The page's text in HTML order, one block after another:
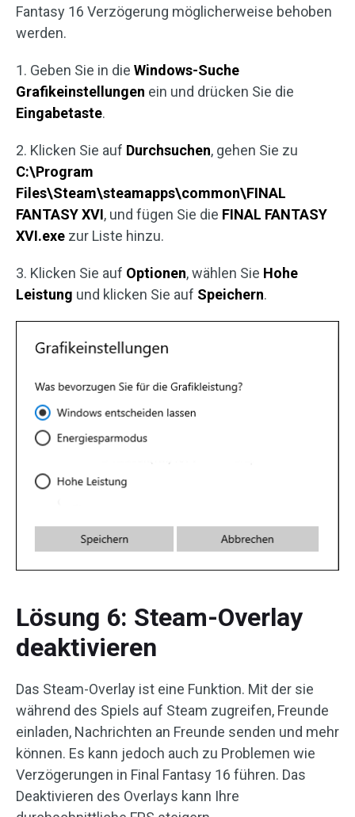
Fantasy 16 Verzögerung möglicherweise behoben
werden.
1. Geben Sie in die Windows-Suche
Grafikeinstellungen ein und drücken Sie die
Eingabetaste.
2. Klicken Sie auf Durchsuchen, gehen Sie zu
C:\Program
Files\Steam\steamapps\common\FINAL
FANTASY XVI, und fügen Sie die FINAL FANTASY
XVI.exe zur Liste hinzu.
3. Klicken Sie auf Optionen, wählen Sie Hohe
Leistung und klicken Sie auf Speichern.
Lösung 6: Steam-Overlay
deaktivieren
Das Steam-Overlay ist eine Funktion. Mit der sie
während des Spiels auf Steam zugreifen, Freunde
einladen, Nachrichten an Freunde senden und mehr
können. Es kann jedoch auch zu Problemen wie
Verzögerungen in Final Fantasy 16 führen. Das
Deaktivieren des Overlays kann Ihre